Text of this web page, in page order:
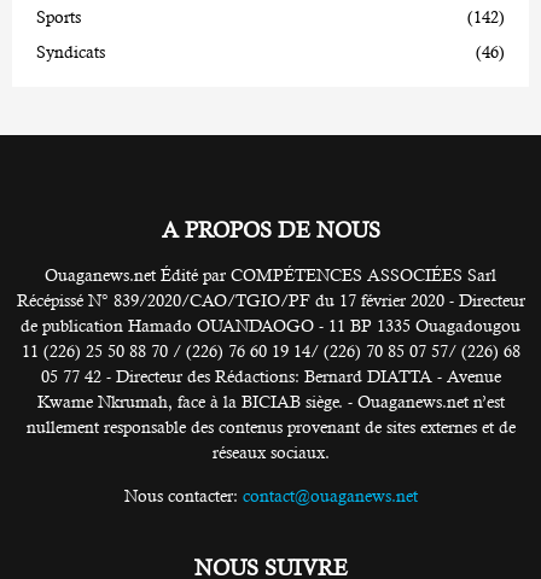
Sports
(142)
Syndicats
(46)
A PROPOS DE NOUS
Ouaganews.net Édité par COMPÉTENCES ASSOCIÉES Sarl
Récépissé N° 839/2020/CAO/TGIO/PF du 17 février 2020 - Directeur
de publication Hamado OUANDAOGO - 11 BP 1335 Ouagadougou
11 (226) 25 50 88 70 / (226) 76 60 19 14/ (226) 70 85 07 57/ (226) 68
05 77 42 - Directeur des Rédactions: Bernard DIATTA - Avenue
Kwame Nkrumah, face à la BICIAB siège. - Ouaganews.net n’est
nullement responsable des contenus provenant de sites externes et de
réseaux sociaux.
Nous contacter: contact@ouaganews.net
NOUS SUIVRE